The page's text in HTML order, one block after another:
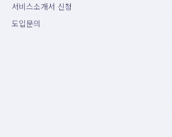
서비스소개서 신청
도입문의